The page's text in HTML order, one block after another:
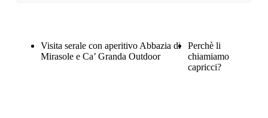
Visita serale con aperitivo Abbazia di
Mirasole e Ca’ Granda Outdoor
Perchè li
chiamiamo
capricci?